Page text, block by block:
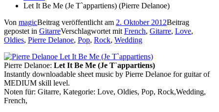
Let It Be Me (Je T`appartiens) (Pierre Delanoe)
Von magicBeitrag veröffentlicht am 2. Oktober 2012Beitrag
gepostet in GitarreVerschlagwortet mit French, Gitarre, Love,
Oldies, Pierre Delanoe, Pop, Rock, Wedding
Pierre Delanoe: Let It Be Me (Je T`appartiens)
Instantly downloadable sheet music by Pierre Delanoe for guitar of
MEDIUM skill level.
Noten für: Gitarre, Kategorie: Love, Oldies, Pop, Rock,Wedding,
French,